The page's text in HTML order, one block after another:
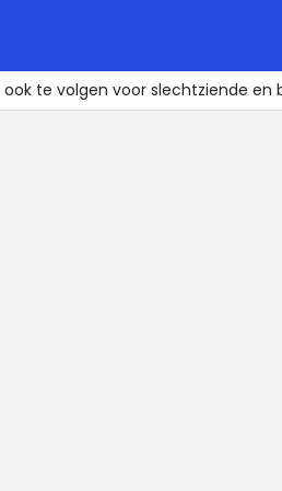
te volgen voor slechtziende en